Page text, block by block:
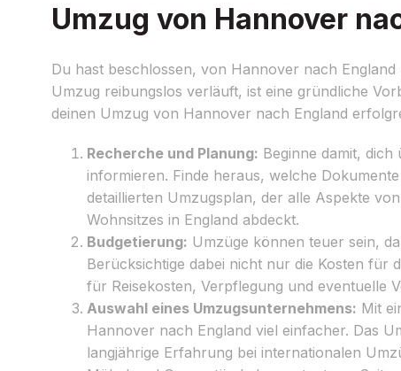
Umzug von Hannover
Du hast beschlossen, von Hannover nach
Umzug reibungslos verläuft, ist eine gründliche
deinen Umzug von Hannover nach England
Recherche und Planung: Beginne damit,
informieren. Finde heraus, welche
detaillierten Umzugsplan, der alle Aspekte
Wohnsitzes in England abdeckt.
Budgetierung: Umzüge können teuer sein,
Berücksichtige dabei nicht nur die Kosten für
für Reisekosten, Verpflegung und eventuelle
Auswahl eines Umzugsunternehmens: Mit
Hannover nach England viel einfacher. Das
langjährige Erfahrung bei internationalen